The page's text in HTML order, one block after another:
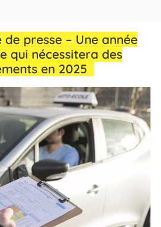
de presse – Une année
qui nécessitera des
en 2025